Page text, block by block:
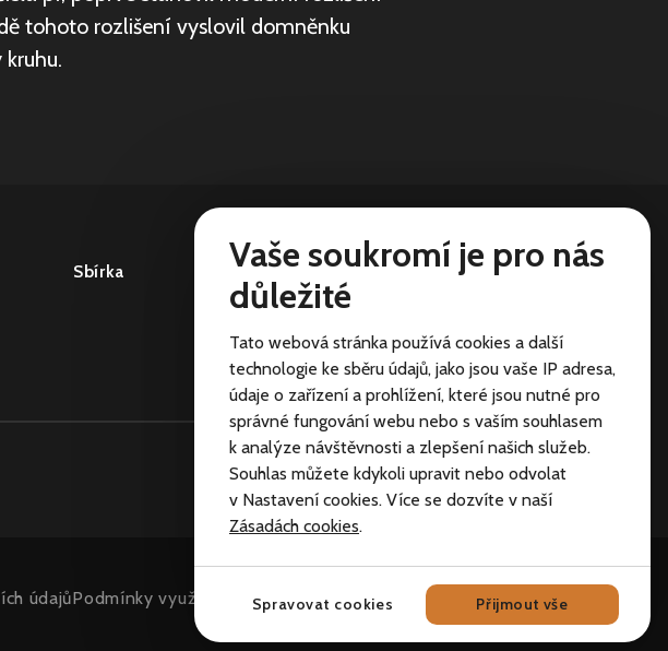
tohoto rozlišení vyslovil domněnku
Sbírka Kontakt Bolzano archive
údajůPodmínky využití Developed by
Vaše soukromí je pro nás
důležité
Tato webová stránka používá cookies a další
technologie ke sběru údajů, jako jsou vaše IP adresa,
údaje o zařízení a prohlížení, které jsou nutné pro
správné fungování webu nebo s vaším souhlasem
k analýze návštěvnosti a zlepšení našich služeb.
Souhlas můžete kdykoli upravit nebo odvolat
v Nastavení cookies. Více se dozvíte v naší
Zásadách cookies.
Spravovat cookies Přijmout vše